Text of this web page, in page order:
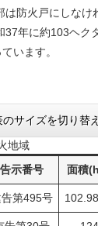
防火戸にしなけ
37年に約103ヘク
います。
のサイズを切り替
地域
告示番号 面積
第495号